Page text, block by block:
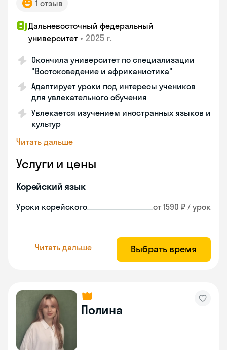
1 отзыв
Дальневосточный федеральный
университет • 2025 г.
Окончила университет по специализации
"Востоковедение и африканистика"
Адаптирует уроки под интересы учеников
для увлекательного обучения
Увлекается изучением иностранных языков и
культур
Читать дальше
Услуги и цены
Корейский язык
Уроки корейского от 1590 ₽ / урок
Читать дальше Выбрать время
Полина